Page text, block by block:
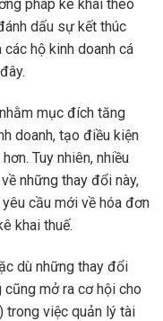
pháp kê khai theo
dấu sự kết thúc
hộ kinh doanh cá
mục đích tăng
doanh, tạo điều kiện
Tuy nhiên, nhiều
những thay đổi này,
cầu mới về hóa đơn
khai thuế.
dù những thay đổi
cũng mở ra cơ hội cho
trong việc quản lý tài